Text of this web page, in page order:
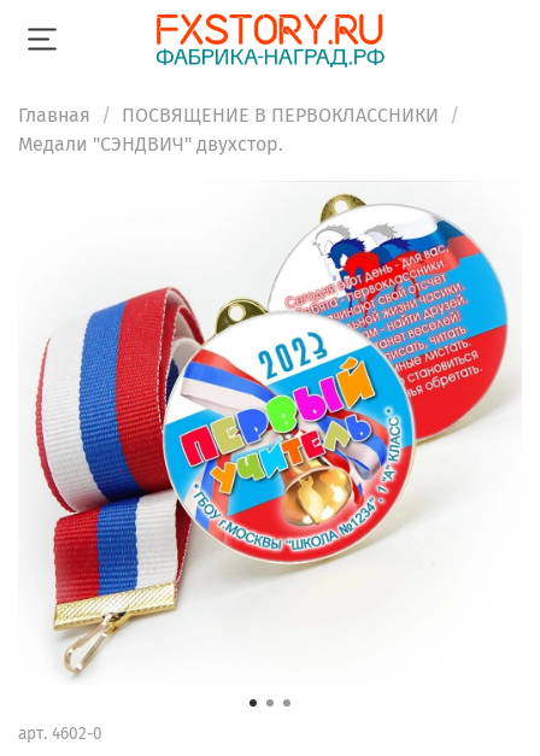
Главная
ПОСВЯЩЕНИЕ В ПЕРВОКЛАССНИКИ
Медали "СЭНДВИЧ" двухстор.
арт. 4602-0